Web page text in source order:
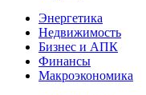
Энергетика
Недвижимость
Бизнес и АПК
Финансы
Макроэкономика